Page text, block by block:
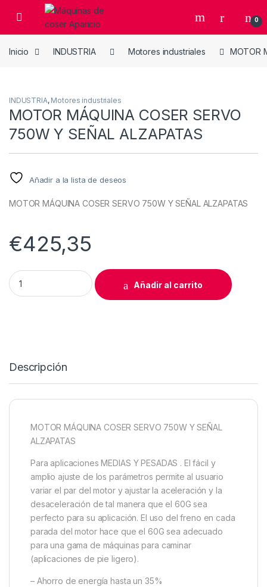
Skip to navigation
Skip to content
Open 0
Inicio INDUSTRIA Motores industriales MOTOR
INDUSTRIA, Motores industriales
MOTOR MÁQUINA COSER SERVO
750W Y SEÑAL ALZAPATAS
Añadir a la lista de deseos
MOTOR MÁQUINA COSER SERVO 750W Y SEÑAL ALZAPATAS
€425,35
MOTOR MÁQUINA COSER SERVO 750W Y SEÑAL
Añadir al carrito
Descripción
MOTOR MÁQUINA COSER SERVO 750W Y SEÑAL
ALZAPATAS
Para aplicaciones MEDIAS Y PESADAS . El fácil y
amplio ajuste de los parámetros permite al usuario
variar el par del motor y ajustar la aceleración y la
desaceleración de tal manera que el 60G sea
perfecto para su aplicación. El uso del freno en cada
parada del motor hace que el 60G sea adecuado
para una gama de máquinas para caminar
(aplicaciones de pie ligero).
– Ahorro de energía hasta un 35%